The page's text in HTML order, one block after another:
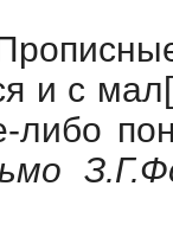
и с
либо